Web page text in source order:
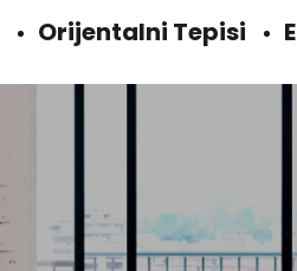
Orijentalni Tepisi